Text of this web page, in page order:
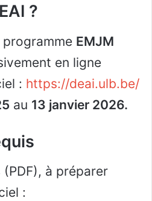
?
EMJM
en ligne
: https://deai.ulb.be/
au 13 janvier 2026.
à préparer
: